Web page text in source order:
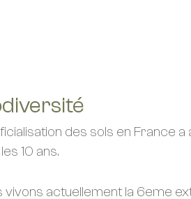
des sols en France
10 ans.
vivons actuellement la 6eme